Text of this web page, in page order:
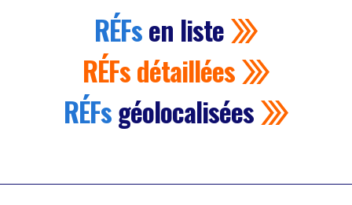
RÉFsen liste
RÉFsdétaillées
RÉFsgéolocalisées